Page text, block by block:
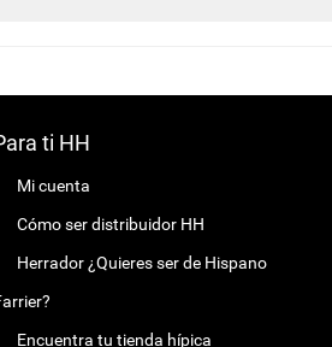
ti HH
Mi cuenta
Cómo ser distribuidor HH
Herrador ¿Quieres ser de Hispano
Encuentra tu tienda hípica